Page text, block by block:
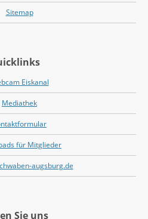
Sitemap
Eiskanal
Mediathek
für Mitglieder
augsburg.de
Sie uns